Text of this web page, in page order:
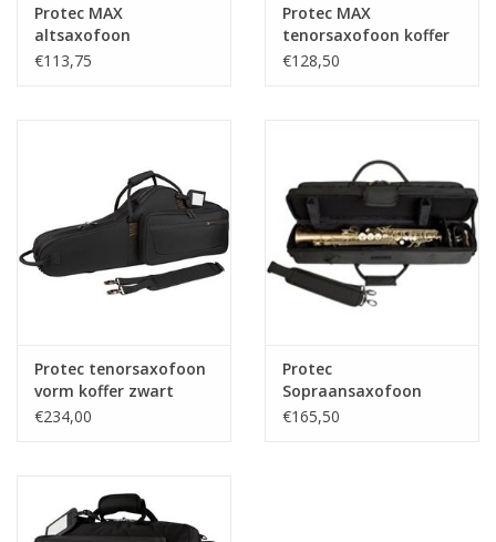
Protec MAX
altsaxofoon
vormkoffer Zwart
€113,75
Protec MAX
tenorsaxofoon koffer
Zwart
€128,50
Protec tenorsaxofoon
vorm koffer zwart
€234,00
Protec
Sopraansaxofoon
koffer zwart voor
€165,50